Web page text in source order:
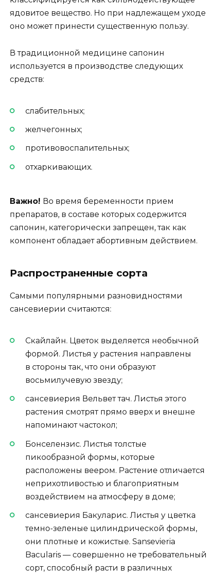
ядовитое вещество. Но при надлежащем уходе
оно может принести существенную пользу.
В традиционной медицине сапонин
используется в производстве следующих
средств:
слабительных;
желчегонных;
противовоспалительных;
отхаркивающих.
Важно! Во время беременности прием
препаратов, в составе которых содержится
сапонин, категорически запрещен, так как
компонент обладает абортивным действием.
Распространенные сорта
Самыми популярными разновидностями
сансевиерии считаются:
Скайлайн. Цветок выделяется необычной
формой. Листья у растения направлены
в стороны так, что они образуют
восьмилучевую звезду;
сансевиерия Вельвет тач. Листья этого
растения смотрят прямо вверх и внешне
напоминают частокол;
Бонселензис. Листья толстые
пикообразной формы, которые
расположены веером. Растение отличается
неприхотливостью и благоприятным
воздействием на атмосферу в доме;
сансевиерия Бакуларис. Листья у цветка
темно-зеленые цилиндрической формы,
они плотные и кожистые. Sansevieria
Bacularis — совершенно не требовательный
сорт, способный расти в различных